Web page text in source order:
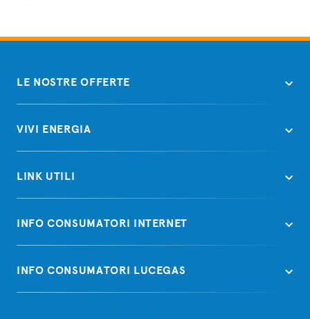
LE NOSTRE OFFERTE
VIVI ENERGIA
LINK UTILI
INFO CONSUMATORI INTERNET
INFO CONSUMATORI LUCEGAS